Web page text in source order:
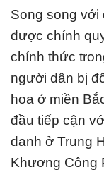
Song song với
được chính
chính thức
người dân bị
hoa ở miền
đầu tiếp cận
danh ở Trung
Khương Công